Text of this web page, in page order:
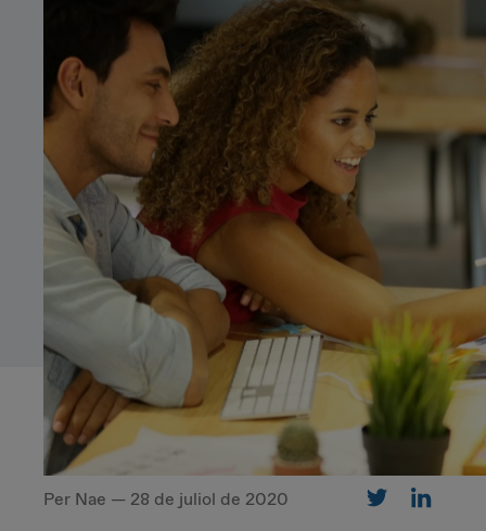
Systems Advisory
Cloud
IT Governance
OPERATIONS
Operations Strategy
Digital Operations
Target Operating Model
CA
ES
Tímida Seria
Moderna Nerviosa
Detallista
Treballadora/Constant
Esbojarrada Improvisadora
Geek Tranquil·la
Per Nae — 28 de juliol de 2020